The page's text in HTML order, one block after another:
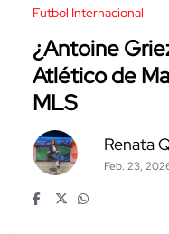
Futbol Internacional
¿Antoine
Atlético de
MLS
Renata
Feb. 23,